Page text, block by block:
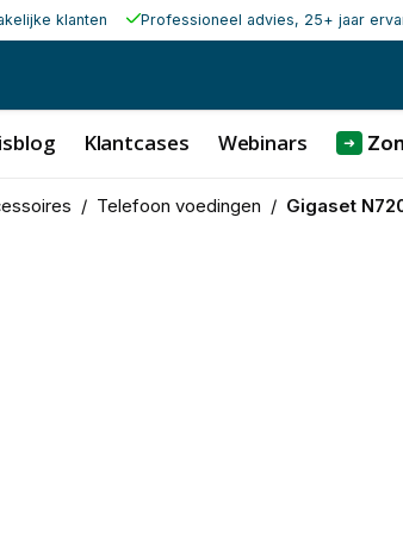
klanten Professioneel advies, 25+ jaar
Klantcases Webinars ➜
/ Telefoon voedingen / Gigaset